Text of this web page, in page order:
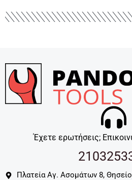
Έχετε ερωτήσεις;
Πλατεία Αγ. Ασομάτων 8,